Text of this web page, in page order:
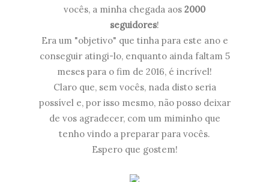
vocês, a minha chegada aos 2000
seguidores!
Era um "objetivo" que tinha para este ano e
conseguir atingi-lo, enquanto ainda faltam 5
meses para o fim de 2016, é incrível!
Claro que, sem vocês, nada disto seria
possível e, por isso mesmo, não posso deixar
de vos agradecer, com um miminho que
tenho vindo a preparar para vocês.
Espero que gostem!